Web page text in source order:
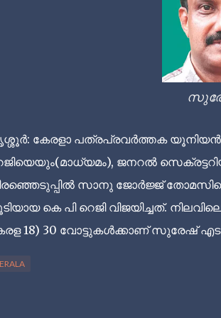
കേരളാ പത്രപ്രവര്‍ത്തക
ജനറല്‍
സാനു ജോര്‍ജ്ജ്
കെ പി റെജി വിജയിച്ചത്.
18) 30 വോട്ടുകള്‍ക്കാണ് സുരേഷ്